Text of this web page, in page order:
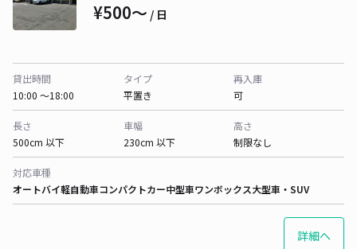
¥500〜 / 日
貸出時間
10:00 〜18:00
タイプ
平置き
再入庫
可
長さ
500cm 以下
車幅
230cm 以下
高さ
制限なし
対応車種
オートバイ軽自動車コンパクトカー中型車ワンボックス大型車・SUV
詳細へ